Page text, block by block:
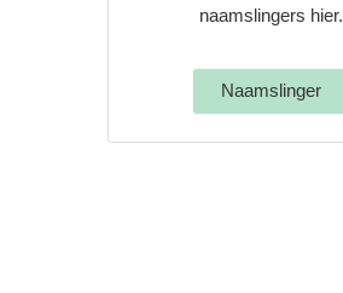
naamslingers hier.
Naamslinger